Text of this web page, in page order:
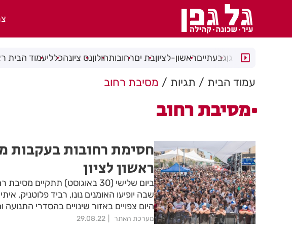
רמת גןגבעתייםראשון-לציוןבת יםרחובותחולוןנס ציונהכלליעמוד הבית
עמוד הבית תגיות מסיבת רחוב
מסיבת רחוב
חסימת רחובות בעקבות
ראשון לציון
ביום שלישי (30 באוגוסט)
שבה יופיעו האומנים נונו, רביד פלוטניק,
היום צפויים באזור שינויים בהסדרי
מערכת האתר 29.08.22